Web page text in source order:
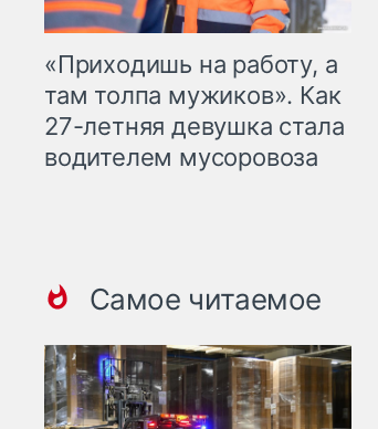
«Приходишь на работу, а
там толпа мужиков». Как
27-летняя девушка стала
водителем мусоровоза
Самое читаемое